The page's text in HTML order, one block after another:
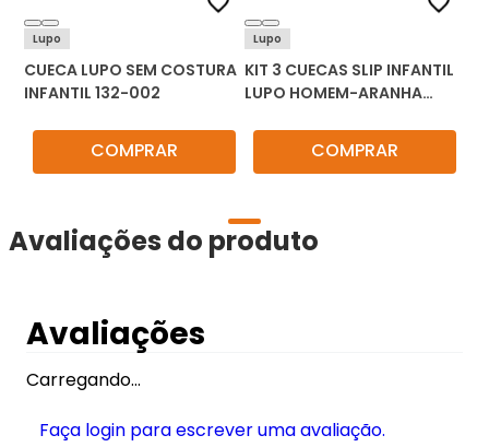
Lupo
CUECA LUPO SEM COSTURA
INFANTIL 132-002
COMPRAR
Lupo
KIT 3 CUECAS SLIP INFANTIL
LUPO HOMEM-ARANHA
COMPRAR
Avaliações do produto
Avaliações
Carregando…
Faça login para escrever uma avaliação.